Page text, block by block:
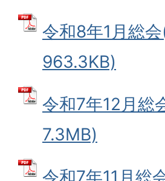
令和8年1月総
963.3KB)
令和7年12月総
7.3MB)
令和7年11月総